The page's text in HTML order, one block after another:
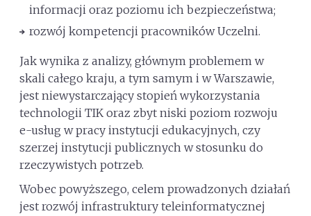
informacji oraz poziomu ich bezpieczeństwa;
rozwój kompetencji pracowników Uczelni.
Jak wynika z analizy, głównym problemem w
skali całego kraju, a tym samym i w Warszawie,
jest niewystarczający stopień wykorzystania
technologii TIK oraz zbyt niski poziom rozwoju
e-usług w pracy instytucji edukacyjnych, czy
szerzej instytucji publicznych w stosunku do
rzeczywistych potrzeb.
Wobec powyższego, celem prowadzonych działań
jest rozwój infrastruktury teleinformatycznej